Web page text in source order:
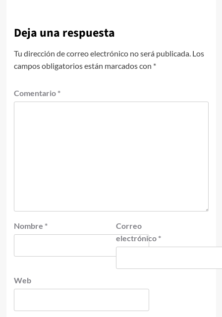
Deja una respuesta
Tu dirección de correo electrónico no será publicada. Los
campos obligatorios están marcados con *
Comentario *
Nombre *
Correo
electrónico *
Web